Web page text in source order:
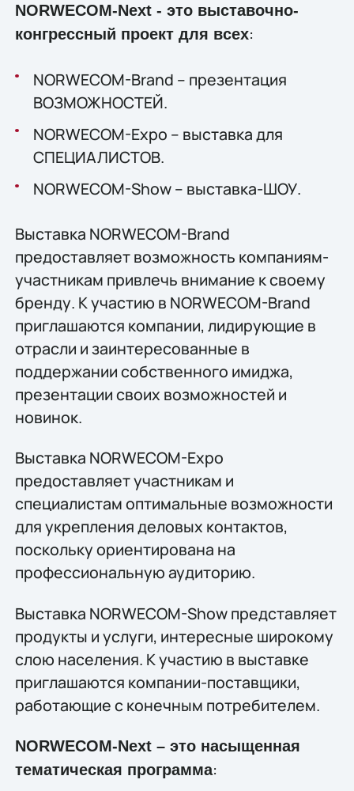
NORWECOM-Next - это выставочно-
конгрессный проект для всех:
NORWECOM-Brand – презентация
ВОЗМОЖНОСТЕЙ.
NORWECOM-Expo – выставка для
СПЕЦИАЛИСТОВ.
NORWECOM-Show – выставка-ШОУ.
Выставка NORWECOM-Brand
предоставляет возможность компаниям-
участникам привлечь внимание к своему
бренду. К участию в NORWECOM-Brand
приглашаются компании, лидирующие в
отрасли и заинтересованные в
поддержании собственного имиджа,
презентации своих возможностей и
новинок.
Выставка NORWECOM-Expo
предоставляет участникам и
специалистам оптимальные возможности
для укрепления деловых контактов,
поскольку ориентирована на
профессиональную аудиторию.
Выставка NORWECOM-Show представляет
продукты и услуги, интересные широкому
слою населения. К участию в выставке
приглашаются компании-поставщики,
работающие с конечным потребителем.
NORWECOM-Next – это насыщенная
тематическая программа: